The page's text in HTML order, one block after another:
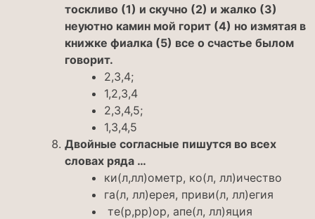
тоскливо (1) и скучно (2) и жалко (3)
неуютно камин мой горит (4) но измятая в
книжке фиалка (5) все о счастье былом
говорит.
2,3,4;
1,2,3,4
2,3,4,5;
1,3,4,5
Двойные согласные пишутся во всех
словах ряда …
ки(л,лл)ометр, ко(л, лл)ичество
га(л, лл)ерея, приви(л, лл)егия
те(р,рр)ор, апе(л, лл)яция